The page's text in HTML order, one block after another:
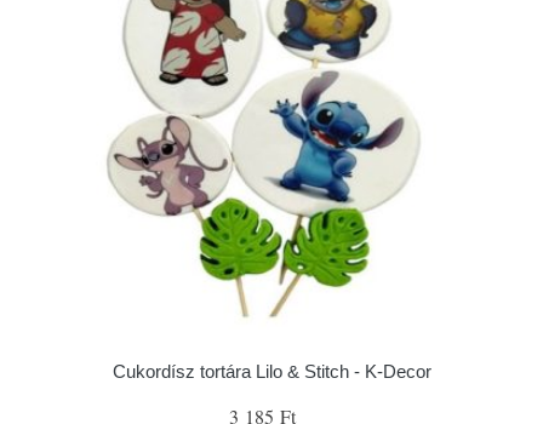
Cukordísz tortára Lilo & Stitch - K-Decor
3 185 Ft